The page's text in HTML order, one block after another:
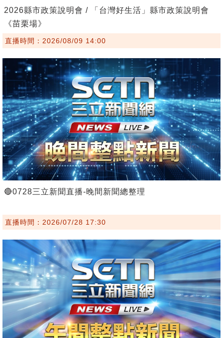
2026縣市政策說明會 / 「台灣好生活」縣市政策說明會
《苗栗場》
直播時間：2026/08/09 14:00
🔴0728三立新聞直播-晚間新聞總整理
直播時間：2026/07/28 17:30